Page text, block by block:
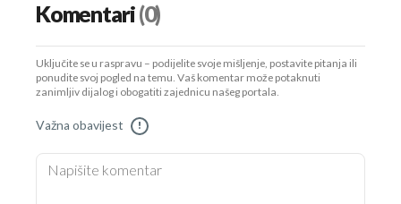
Komentari(0)
Uključite se u raspravu – podijelite svoje mišljenje, postavite pitanja ili
ponudite svoj pogled na temu. Vaš komentar može potaknuti
zanimljiv dijalog i obogatiti zajednicu našeg portala.
Važna obavijest !